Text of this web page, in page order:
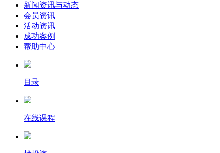
新闻资讯与动态
会员资讯
活动资讯
成功案例
帮助中心
目录
在线课程